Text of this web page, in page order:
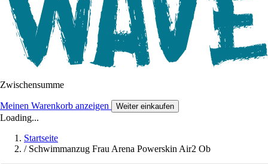
Zwischensumme
Meinen Warenkorb anzeigen Weiter einkaufen
Loading...
Startseite
/ Schwimmanzug Frau Arena Powerskin Air2 Ob